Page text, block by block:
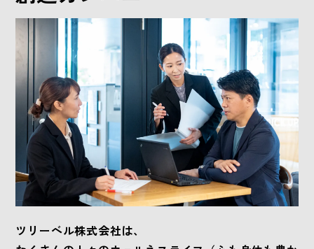
ツリーベル株式会社は、